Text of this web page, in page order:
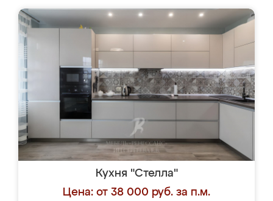
Кухня "Стелла"
Цена: от 38 000 руб. за п.м.